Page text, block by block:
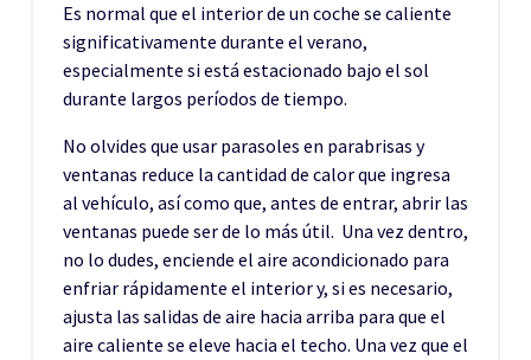
Es normal que el interior de un coche se caliente
significativamente durante el verano,
especialmente si está estacionado bajo el sol
durante largos períodos de tiempo.
No olvides que usar parasoles en parabrisas y
ventanas reduce la cantidad de calor que ingresa
al vehículo, así como que, antes de entrar, abrir las
ventanas puede ser de lo más útil. Una vez dentro,
no lo dudes, enciende el aire acondicionado para
enfriar rápidamente el interior y, si es necesario,
ajusta las salidas de aire hacia arriba para que el
aire caliente se eleve hacia el techo. Una vez que el